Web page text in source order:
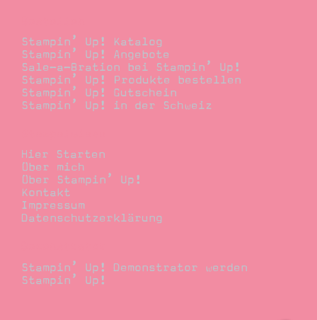
Stampin’ Up! Katalog
Stampin’ Up! Angebote
Sale-a-Bration bei Stampin’ Up!
Stampin’ Up! Produkte bestellen
Stampin’ Up! Gutschein
Stampin’ Up! in der Schweiz
Hier Starten
Über mich
Über Stampin’ Up!
Kontakt
Impressum
Datenschutzerklärung
Stampin’ Up! Demonstrator werden
Stampin’ Up!